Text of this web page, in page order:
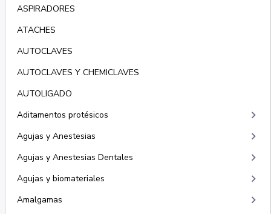
ASPIRADORES
ATACHES
AUTOCLAVES
AUTOCLAVES Y CHEMICLAVES
AUTOLIGADO
Aditamentos protésicos
keyboard_arrow_right
Agujas y Anestesias keyboard_arrow_right
Agujas y Anestesias Dentales keyboard_arrow_right
Agujas y biomateriales keyboard_arrow_right
Amalgamas keyboard_arrow_right